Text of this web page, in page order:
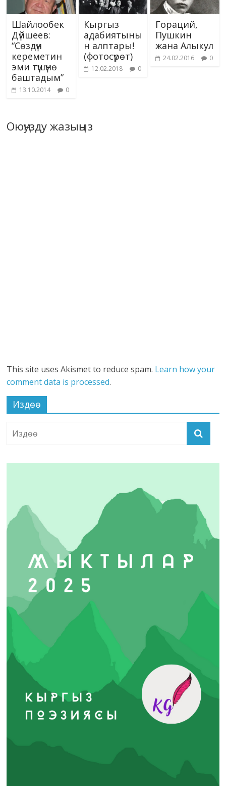
Шайлообек
Дүйшеев:
“Сөздүн
кереметин
эми түшүнө
баштадым”
13.10.2014 0
Кыргыз
адабиятыны
н алптары!
(фотосүрөт)
12.02.2018 0
Гораций,
Пушкин
жана Алыкул
24.02.2016 0
Оюңузду жазыңыз
This site uses Akismet to reduce spam. Learn how your
comment data is processed.
Издөө